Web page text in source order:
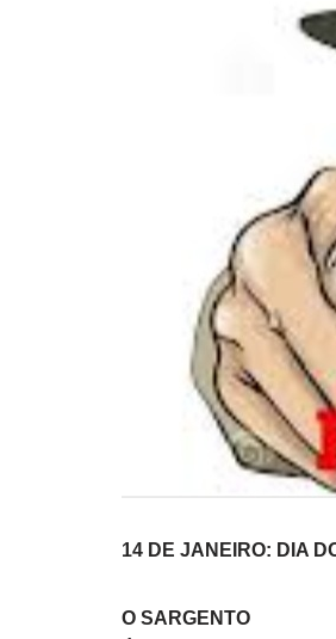
14 DE JANEIRO: DIA
O SARGENTO